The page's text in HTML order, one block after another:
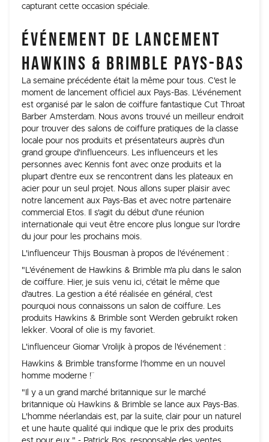
capturant cette occasion spéciale.
ÉVÉNEMENT DE LANCEMENT
HAWKINS & BRIMBLE PAYS-BAS
La semaine précédente était la même pour tous. C'est le
moment de lancement officiel aux Pays-Bas. L'événement
est organisé par le salon de coiffure fantastique Cut Throat
Barber Amsterdam. Nous avons trouvé un meilleur endroit
pour trouver des salons de coiffure pratiques de la classe
locale pour nos produits et présentateurs auprès d'un
grand groupe d'influenceurs. Les influenceurs et les
personnes avec Kennis font avec onze produits et la
plupart d'entre eux se rencontrent dans les plateaux en
acier pour un seul projet. Nous allons super plaisir avec
notre lancement aux Pays-Bas et avec notre partenaire
commercial Etos. Il s'agit du début d'une réunion
internationale qui veut être encore plus longue sur l'ordre
du jour pour les prochains mois.
L'influenceur Thijs Bousman à propos de l'événement :
"L'événement de Hawkins & Brimble m'a plu dans le salon
de coiffure. Hier, je suis venu ici, c'était le même que
d'autres. La gestion a été réalisée en général, c'est
pourquoi nous connaissons un salon de coiffure. Les
produits Hawkins & Brimble sont Werden gebruikt roken
lekker. Vooral of olie is my favoriet.
L'influenceur Giomar Vrolijk à propos de l'événement :
¨Hawkins & Brimble transforme l'homme en un nouvel
homme moderne !¨
"Il y a un grand marché britannique sur le marché
britannique où Hawkins & Brimble se lance aux Pays-Bas.
L'homme néerlandais est, par la suite, clair pour un naturel
et une haute qualité qui indique que le prix des produits